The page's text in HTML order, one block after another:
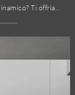
Vuoi ammobiliare un soggiorno pratico e dinamico? Ti offriamo la parete attrezzata Lapis LX26 Spar dalle linee decise moderne.